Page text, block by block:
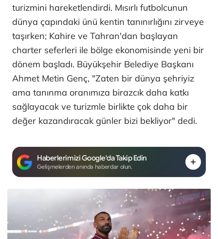
turizmini hareketlendirdi. Mısırlı futbolcunun
dünya çapındaki ünü kentin tanınırlığını zirveye
taşırken; Kahire ve Tahran'dan başlayan
charter seferleri ile bölge ekonomisinde yeni bir
dönem başladı. Büyükşehir Belediye Başkanı
Ahmet Metin Genç, "Zaten bir dünya şehriyiz
ama tanınma oranımıza birazcık daha katkı
sağlayacak ve turizmle birlikte çok daha bir
değer kazandıracak günler bizi bekliyor" dedi.
Haberlerimizi Google'da Takip Edin
Gelişmelerden anında haberdar olun.